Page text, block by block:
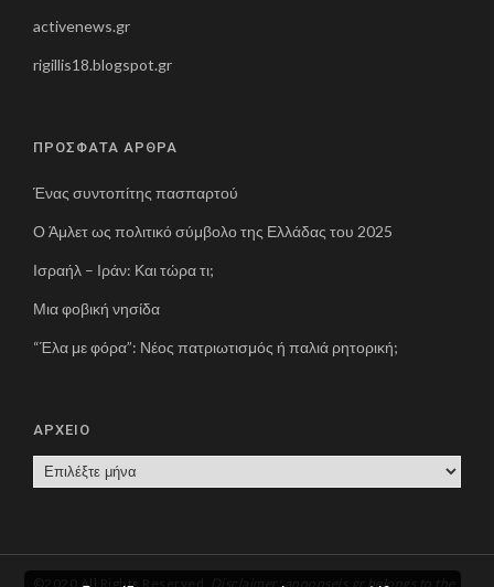
activenews.gr
rigillis18.blogspot.gr
ΠΡΟΣΦΑΤΑ ΑΡΘΡΑ
Ένας συντοπίτης πασπαρτού
Ο Άμλετ ως πολιτικό σύμβολο της Ελλάδας του 2025
Ισραήλ – Ιράν: Και τώρα τι;
Μια φοβική νησίδα
“Έλα με φόρα”: Νέος πατριωτισμός ή παλιά ρητορική;
ΑΡΧΕΙΟ
Ι ©2020 All Rights Reserved. Disclaimer: apoopseis.gr belongs to the